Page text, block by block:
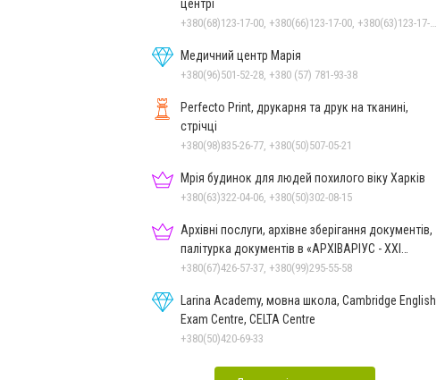
центрі
Медичний центр Марія
+380(96)501-52-28, +380 (57) 781-93-38
Perfecto Print, друкарня та друк на тканині,
стрічці
+380(98)835-26-77, +380(50)507-05-21
Мрія будинок для людей похилого віку Харків
+380(63)322-04-06, +380(50)302-08-15
Архівні послуги, архівне зберігання документів,
палітурка документів в «АРХІВАРІУС - ХХІ
СТОЛІТТЯ»
+380(67)426-57-37, +380(99)295-55-58
Larina Academy, мовна школа, Сambridge English
Exam Centre, CELTA Centre
+380(50)420-69-33